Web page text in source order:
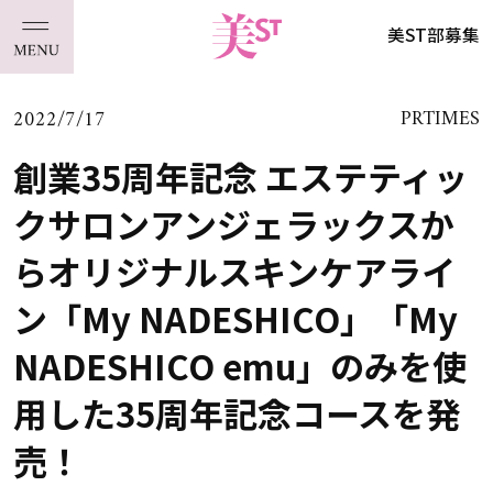
美ST部募集
2022/7/17 PRTIMES
創業35周年記念 エステティッ
クサロンアンジェラックスか
らオリジナルスキンケアライ
ン「My NADESHICO」「My
NADESHICO emu」のみを使
用した35周年記念コースを発
売！